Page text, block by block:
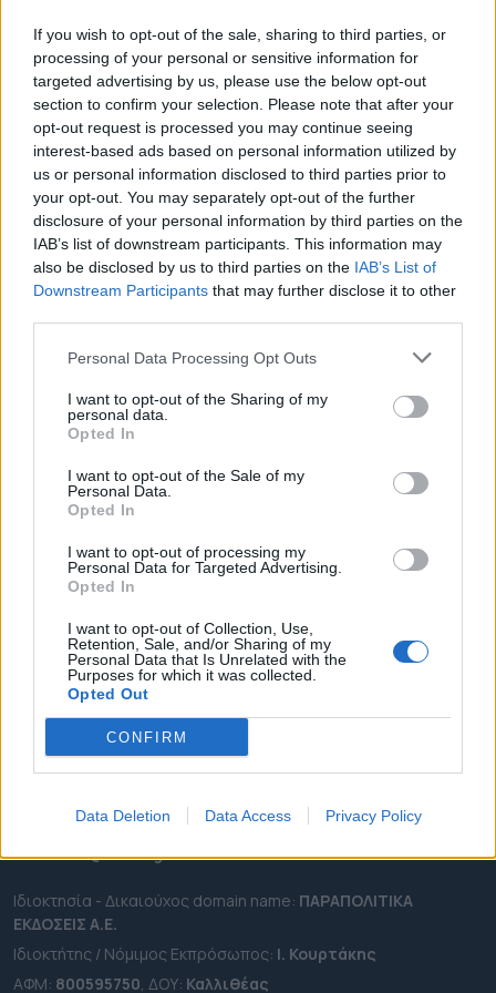
If you wish to opt-out of the sale, sharing to third parties, or
processing of your personal or sensitive information for
targeted advertising by us, please use the below opt-out
section to confirm your selection. Please note that after your
opt-out request is processed you may continue seeing
interest-based ads based on personal information utilized by
us or personal information disclosed to third parties prior to
your opt-out. You may separately opt-out of the further
disclosure of your personal information by third parties on the
IAB’s list of downstream participants. This information may
also be disclosed by us to third parties on the IAB’s List of
Downstream Participants that may further disclose it to other
Personal Data Processing Opt Outs
I want to opt-out of the Sharing of my
personal data.
Opted In
I want to opt-out of the Sale of my
Personal Data.
Opted In
I want to opt-out of processing my
Personal Data for Targeted Advertising.
Opted In
I want to opt-out of Collection, Use,
Retention, Sale, and/or Sharing of my
Personal Data that Is Unrelated with the
Purposes for which it was collected.
Opted Out
CONFIRM
Data Deletion Data Access Privacy Policy
Με την συμμετοχή κατοίκων και ομάδων της πόλης
πραγματοποιήθηκαν τα εγκαίνια του Δημοτικού
Σταδίου Βύρωνα. Το έργο που πραγματοποιήθηκε
με την χρηματοδότηση της Περιφέρειας Αττικής,
παραδόθηκε στους πολίτες, με τις απαιτούμενες
προδιαγραφές για ασφαλείς προπονήσεις και
αγώνες. Ο Δήμαρχος Βύρωνα Αλέξης
Σωτηρόπουλος, στον χαιρετισμό του, εξέφρασε τη
χαρά και την ικανοποίησή του για την ολοκλήρωση
[…]
04.11.2025 - 14.30
ΕΠΙΚΑΙΡΟΤΗΤΑ
ΠΕΡΙΦΕΡΕΙΕΣ
OTA LEAKS
ΑΠΟΨΕΙΣ
ΠΡΟΣΛΗΨΕΙΣ
e-ota.gr | Ταυτότητα
Ταχ. Διεύθυνση:Λεωφόρος Ανδρέα Συγγρού 188, 17671,
2111091100
Εmail:info@e-ota.gr
Ιδιοκτησία - Δικαιούχος domain name: ΠΑΡΑΠΟΛΙΤΙΚΑ
ΕΚΔΟΣΕΙΣ A.E.
Ιδιοκτήτης / Νόμιμος Εκπρόσωπος: Ι. Κουρτάκης
ΑΦΜ: 800595750 , ΔΟΥ: Καλλιθέας